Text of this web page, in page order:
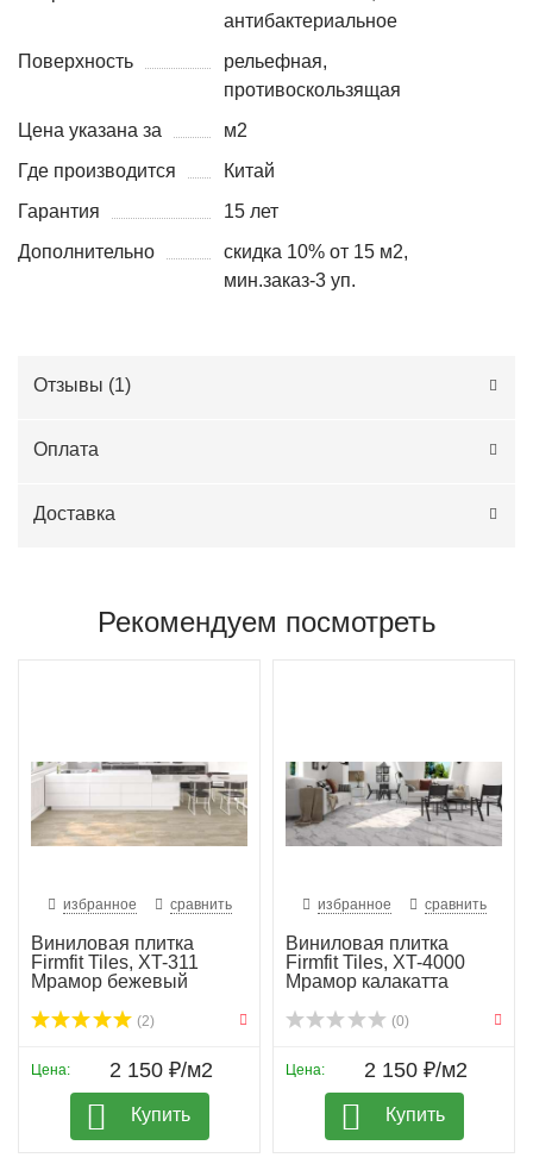
антибактериальное
Поверхность
рельефная,
противоскользящая
Цена указана за
м2
Где производится
Китай
Гарантия
15 лет
Дополнительно
скидка 10% от 15 м2,
мин.заказ-3 уп.
Отзывы (1)
Оплата
Доставка
Рекомендуем посмотреть
избранное сравнить
Виниловая плитка
Firmfit Tiles, XT-311
Мрамор бежевый
(2)
Цена: 2 150 ₽/м2
Купить
избранное сравнить
Виниловая плитка
Firmfit Tiles, XT-4000
Мрамор калакатта
(0)
Цена: 2 150 ₽/м2
Купить